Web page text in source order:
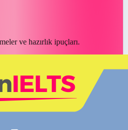
ve hazırlık ipuçları.